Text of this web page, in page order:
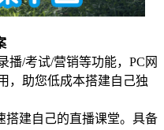
/考试/营销等功能，PC网
，助您低成本搭建自己独
建自己的直播课堂。具备